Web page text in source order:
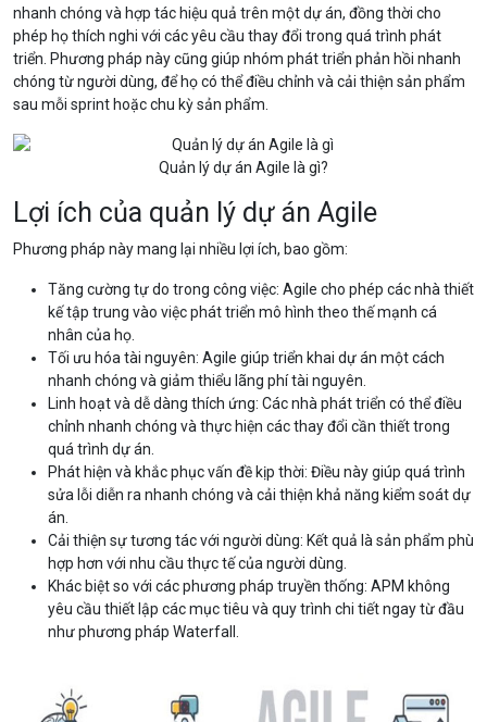
nhanh chóng và hợp tác hiệu quả trên một dự án, đồng thời cho
phép họ thích nghi với các yêu cầu thay đổi trong quá trình phát
triển. Phương pháp này cũng giúp nhóm phát triển phản hồi nhanh
chóng từ người dùng, để họ có thể điều chỉnh và cải thiện sản phẩm
sau mỗi sprint hoặc chu kỳ sản phẩm.
Quản lý dự án Agile là gì?
Lợi ích của quản lý dự án Agile
Phương pháp này mang lại nhiều lợi ích, bao gồm:
Tăng cường tự do trong công việc: Agile cho phép các nhà thiết
kế tập trung vào việc phát triển mô hình theo thế mạnh cá
nhân của họ.
Tối ưu hóa tài nguyên: Agile giúp triển khai dự án một cách
nhanh chóng và giảm thiểu lãng phí tài nguyên.
Linh hoạt và dễ dàng thích ứng: Các nhà phát triển có thể điều
chỉnh nhanh chóng và thực hiện các thay đổi cần thiết trong
quá trình dự án.
Phát hiện và khắc phục vấn đề kịp thời: Điều này giúp quá trình
sửa lỗi diễn ra nhanh chóng và cải thiện khả năng kiểm soát dự
án.
Cải thiện sự tương tác với người dùng: Kết quả là sản phẩm phù
hợp hơn với nhu cầu thực tế của người dùng.
Khác biệt so với các phương pháp truyền thống: APM không
yêu cầu thiết lập các mục tiêu và quy trình chi tiết ngay từ đầu
như phương pháp Waterfall.